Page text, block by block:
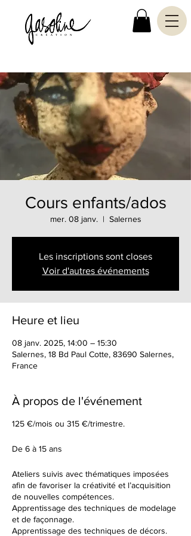
Cours enfants/ados
mer. 08 janv.
  |
Salernes
Les inscriptions sont closes
Voir d'autres événements
Heure et lieu
08 janv. 2025, 14:00 – 15:30
Salernes, 18 Bd Paul Cotte, 83690 Salernes,
France
À propos de l'événement
125 €/mois ou 315 €/trimestre.
De 6 à 15 ans
Ateliers suivis avec thématiques imposées
afin de favoriser la créativité et l’acquisition
de nouvelles compétences.
Apprentissage des techniques de modelage
et de façonnage.
Apprentissage des techniques de décors.